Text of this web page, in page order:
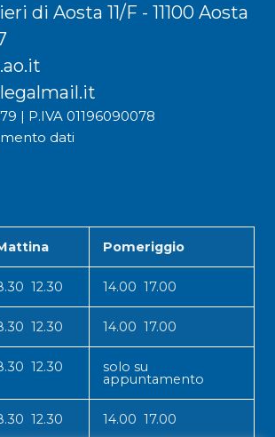
di Aosta 11/F - 11100 Aosta
| P.IVA 01196090078
dati
Pomeriggio
12.30 14.00 17.00
12.30 14.00 17.00
12.30 solo su
appuntamento
12.30 14.00 17.00